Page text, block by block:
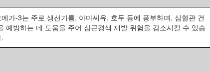
가-3는 주로 생선기름, 아마씨유, 호두 등에 풍부하며, 심혈관 건
방하는 데 도움을 주어 심근경색 재발 위험을 감소시킬 수 있습